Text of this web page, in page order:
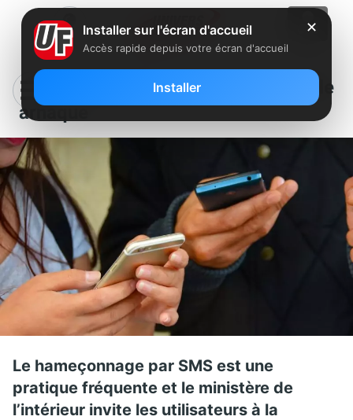
SMS : attention à cette nouvelle
arnaque
Le hameçonnage par SMS est une
pratique fréquente et le ministère de
l’intérieur invite les utilisateurs à la
✕
Installer sur l'écran d'accueil
Accès rapide depuis votre écran d'accueil
Installer